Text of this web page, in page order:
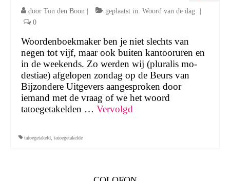
door Ton den Boon | geplaatst in: Woord van de dag
|
0
Woordenboekmaker ben je niet slechts van
negen tot vijf, maar ook buiten kantooruren en
in de weekends. Zo werden wij (plu­ra­lis mo­
des­ti­ae) afgelopen zondag op de Beurs van
Bijzondere Uitgevers aangesproken door
iemand met de vraag of we het woord
tatoegetakelden … Vervolgd
tatoegetakeld tatoegetakelde